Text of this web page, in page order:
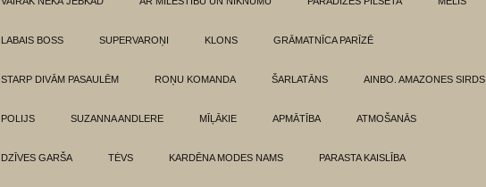
LABAIS BOSS SUPERVAROŅI KLONS GRĀMATNĪCA PARĪZĒ
STARP DIVĀM PASAULĒM ROŅU KOMANDA ŠARLATĀNS AINBO. AMAZONES SIRDS
POLIJS SUZANNA ANDLERE MĪĻĀKIE APMĀTĪBA ATMOŠANĀS
DZĪVES GARŠA TĖVS KARDĒNA MODES NAMS PARASTA KAISLĪBA